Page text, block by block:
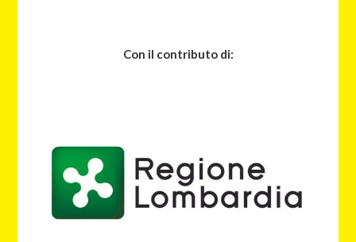
Con il contributo di: